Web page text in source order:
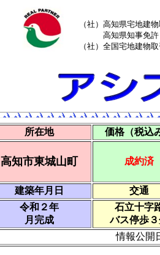
（社）高知県宅地建
高知県知事免許（
（社）全国宅地建物
所在地 価格（税込
高知市東城山町 成約済
建築年月日
交通
令和２年
月完成
石立十字
バス停歩
情報公